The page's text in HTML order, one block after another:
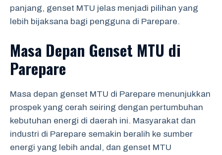
panjang, genset MTU jelas menjadi pilihan yang
lebih bijaksana bagi pengguna di Parepare.
Masa Depan Genset MTU di
Parepare
Masa depan genset MTU di Parepare menunjukkan
prospek yang cerah seiring dengan pertumbuhan
kebutuhan energi di daerah ini. Masyarakat dan
industri di Parepare semakin beralih ke sumber
energi yang lebih andal, dan genset MTU